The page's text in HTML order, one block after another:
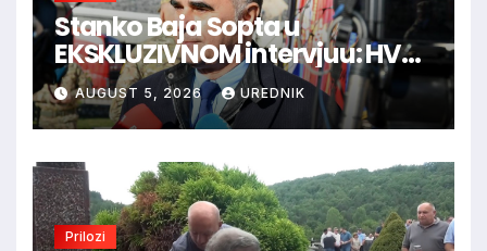
Stanko Baja Sopta u
EKSKLUZIVNOM intervjuu: HVO
je trebao ući u Vukovar preko
Marinaca, Bogdanovaca i
Bršadina
AUGUST 5, 2026 UREDNIK
Prilozi